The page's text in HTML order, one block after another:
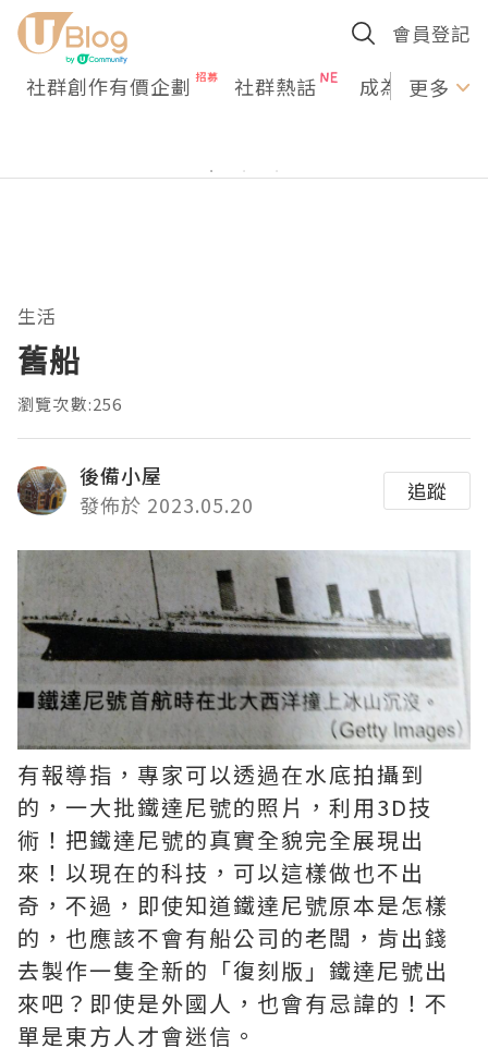
會員登記
社群創作有價企劃 社群熱話 成為U更多
生活
舊船
瀏覽次數:256
後備小屋
發佈於 2023.05.20
追蹤
有報導指，專家可以透過在水底拍攝到
的，一大批鐵達尼號的照片，利用3D技
術！把鐵達尼號的真實全貌完全展現出
來！以現在的科技，可以這樣做也不出
奇，不過，即使知道鐵達尼號原本是怎樣
的，也應該不會有船公司的老闆，肯出錢
去製作一隻全新的「復刻版」鐵達尼號出
來吧？即使是外國人，也會有忌諱的！不
單是東方人才會迷信。